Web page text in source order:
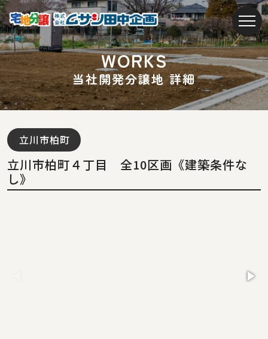
WORKS
当社開発分譲地 詳細
立川市柏町
立川市柏町４丁目 全10区画《建築条件な
し》